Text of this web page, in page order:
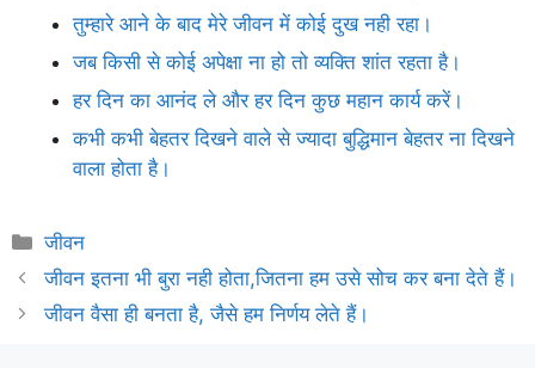
तुम्हारे आने के बाद मेरे जीवन में कोई दुख नही रहा।
जब किसी से कोई अपेक्षा ना हो तो व्यक्ति शांत रहता है।
हर दिन का आनंद ले और हर दिन कुछ महान कार्य करें।
कभी कभी बेहतर दिखने वाले से ज्यादा बुद्धिमान बेहतर ना दिखने
वाला होता है।
Categories
जीवन
जीवन इतना भी बुरा नही होता,जितना हम उसे सोच कर बना देते हैं।
जीवन वैसा ही बनता है, जैसे हम निर्णय लेते हैं।